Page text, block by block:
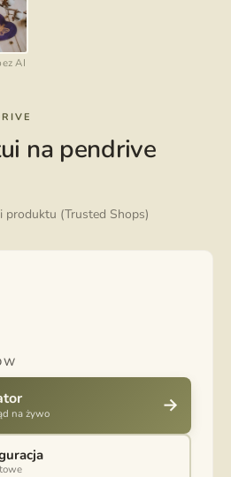
AI
na pendrive
produktu (Trusted Shops)
na żywo →